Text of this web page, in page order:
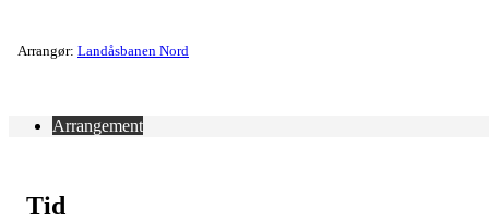
Arrangør: Landåsbanen Nord
Arrangement
Tid